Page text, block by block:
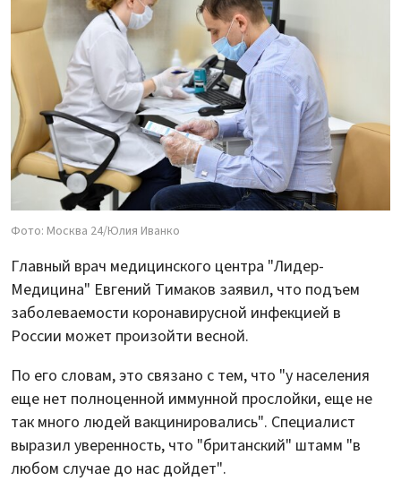
Фото: Москва 24/Юлия Иванко
Главный врач медицинского центра "Лидер-
Медицина" Евгений Тимаков заявил, что подъем
заболеваемости коронавирусной инфекцией в
России может произойти весной.
По его словам, это связано с тем, что "у населения
еще нет полноценной иммунной прослойки, еще не
так много людей вакцинировались". Специалист
выразил уверенность, что "британский" штамм "в
любом случае до нас дойдет".